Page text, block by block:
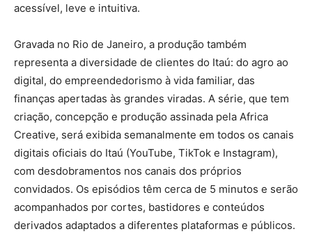
acessível, leve e intuitiva.
Gravada no Rio de Janeiro, a produção também
representa a diversidade de clientes do Itaú: do agro ao
digital, do empreendedorismo à vida familiar, das
finanças apertadas às grandes viradas. A série, que tem
criação, concepção e produção assinada pela Africa
Creative, será exibida semanalmente em todos os canais
digitais oficiais do Itaú (YouTube, TikTok e Instagram),
com desdobramentos nos canais dos próprios
convidados. Os episódios têm cerca de 5 minutos e serão
acompanhados por cortes, bastidores e conteúdos
derivados adaptados a diferentes plataformas e públicos.